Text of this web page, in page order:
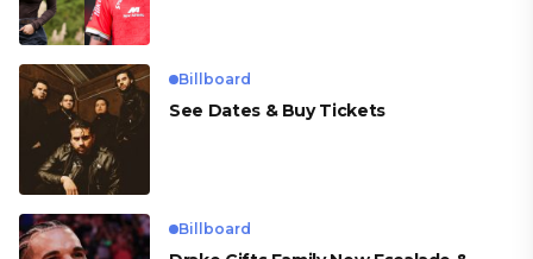
Billboard
See Dates & Buy Tickets
Billboard